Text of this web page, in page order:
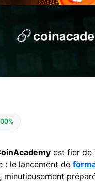
est fier de
: le lancement de
minutieusement